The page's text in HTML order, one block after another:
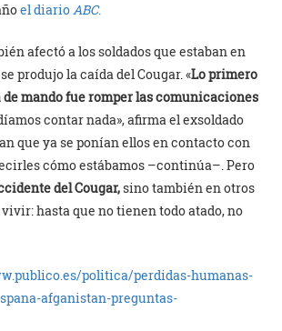
el diarioABC.
afectó a los soldados que estaban en
produjo la caída del Cougar. «Lo primero
de mando fue romper las comunicaciones
contar nada», afirma el exsoldado
que ya se ponían ellos en contacto con
cómo estábamos –continúa–. Pero
del Cougar,sino también en otros
hasta que no tienen todo atado, no
politica/perdidas-humanas-
afganistan-preguntas-